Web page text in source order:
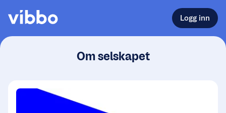
Logg inn
Om selskapet